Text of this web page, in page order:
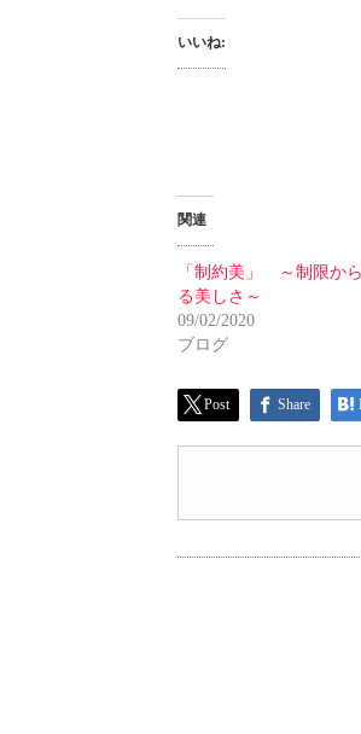
いいね:
関連
「制約美」 ～制限か
る美しさ～
09/02/2020
ブログ
Post Share